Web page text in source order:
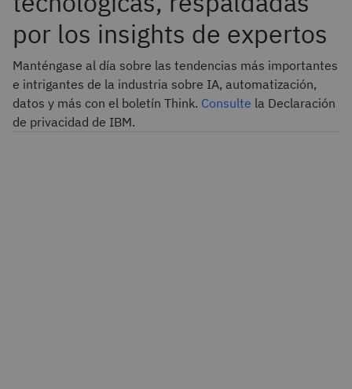
por los insights de expertos
Manténgase al día sobre las tendencias más importantes
e intrigantes de la industria sobre IA, automatización,
datos y más con el boletín Think. Consulte la Declaración
de privacidad de IBM.